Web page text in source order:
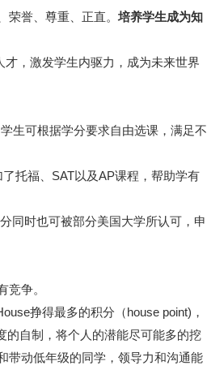
荣誉、尊重、正直。培养学生成为知
才，激发学生内驱力，成为未来世界
生可根据学分要求自由选课，满足不
托福、SAT以及AP课程，帮助学有
同时也可被部分美国大学所认可，申
争。
挣得最多的积分（house point)，
的自制，将个人的潜能尽可能多的挖
带动低年级的同学，领导力和沟通能